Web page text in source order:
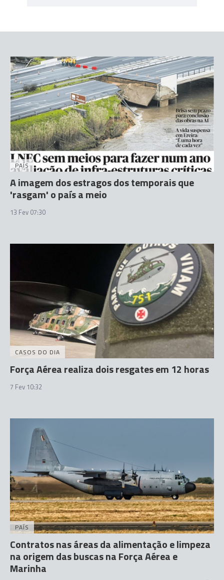
PAÍS
A imagem dos estragos dos temporais que
'rasgam' o país a meio
13 Fev 07:30
CASOS DO DIA
Força Aérea realiza dois resgates em 12 horas
7 Fev 10:32
PAÍS
Contratos nas áreas da alimentação e limpeza
na origem das buscas na Força Aérea e
Marinha